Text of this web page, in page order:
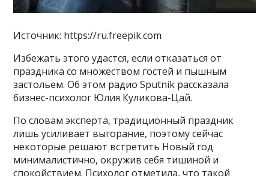
Источник: https://ru.freepik.com
Избежать этого удастся, если отказаться от
праздника со множеством гостей и пышным
застольем. Об этом радио Sputnik рассказала
бизнес-психолог Юлия Куликова-Цай.
По словам эксперта, традиционный праздник
лишь усиливает выгорание, поэтому сейчас
некоторые решают встретить Новый год
минималистично, окружив себя тишиной и
спокойствием. Психолог отметила, что такой